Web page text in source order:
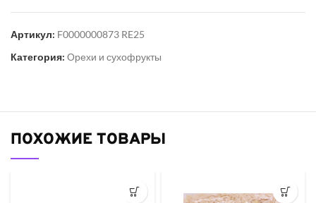
Артикул: F0000000873 RE25
Категория: Орехи и сухофрукты
ПОХОЖИЕ ТОВАРЫ